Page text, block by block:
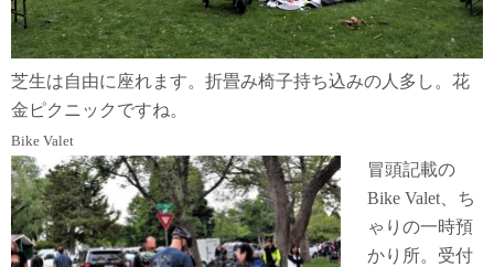
芝生は自由に座れます。折畳み椅子持ち込みの人多し。花
金ピクニックですね。
Bike Valet
冒頭記載の
Bike Valet、ち
ゃりの一時預
かり所。受付